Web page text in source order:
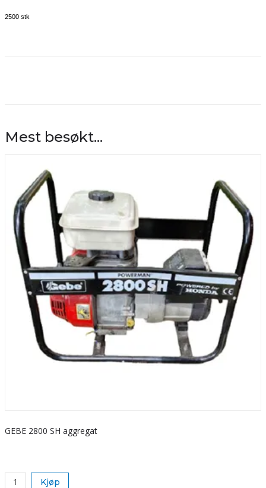
2500 stk
Mest besøkt...
GEBE 2800 SH aggregat
Kjøp